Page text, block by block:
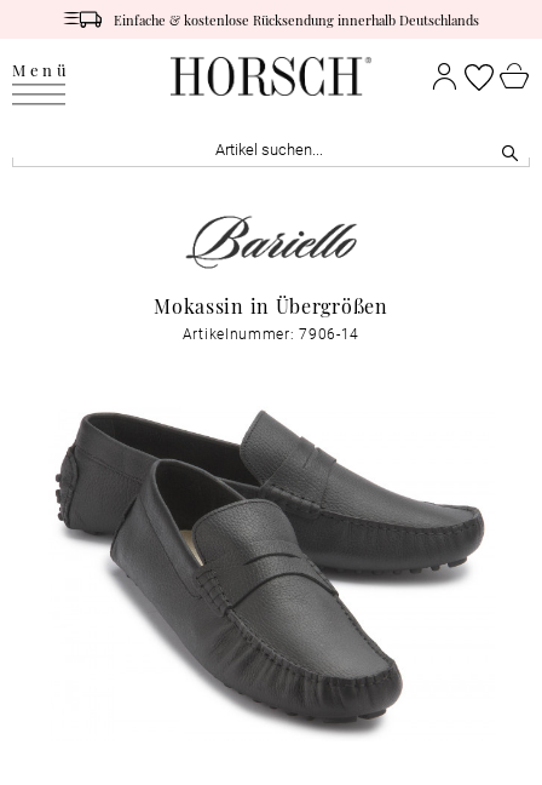
Einfache & kostenlose Rücksendung innerhalb Deutschlands
Menü
Mokassin in Übergrößen
Artikelnummer: 7906-14